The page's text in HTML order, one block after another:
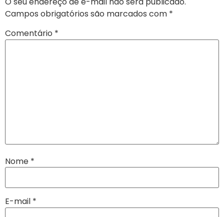
Campos obrigatórios são marcados com *
Comentário *
Nome *
E-mail *